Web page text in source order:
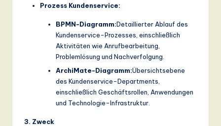
Prozess Kundenservice:
BPMN-Diagramm:Detaillierter Ablauf des
Kundenservice-Prozesses, einschließlich
Aktivitäten wie Anrufbearbeitung,
Problemlösung und Nachverfolgung.
ArchiMate-Diagramm:Übersichtsebene
des Kundenservice-Departments,
einschließlich Geschäftsrollen, Anwendungen
und Technologie-Infrastruktur.
3. Zweck